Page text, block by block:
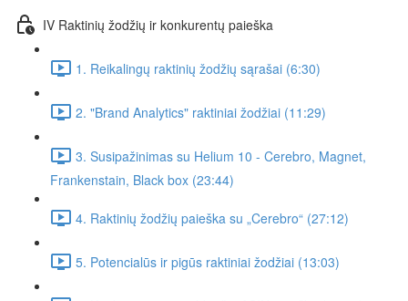
IV Raktinių žodžių ir konkurentų paieška
1. Reikalingų raktinių žodžių sąrašai (6:30)
2. "Brand Analytics" raktiniai žodžiai (11:29)
3. Susipažinimas su Helium 10 - Cerebro, Magnet,
Frankenstain, Black box (23:44)
4. Raktinių žodžių paieška su „Cerebro“ (27:12)
5. Potencialūs ir pigūs raktiniai žodžiai (13:03)